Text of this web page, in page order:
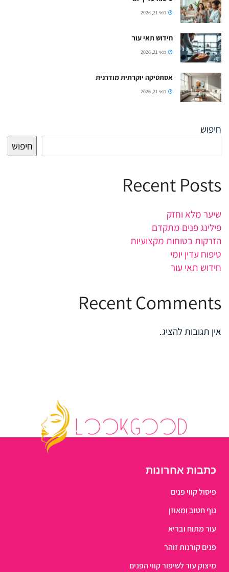
מאי 21, 2026
חידוש תאי עור
מאי 21, 2026
אסתטיקה יוקרתית מודרנית
מאי 21, 2026
חיפוש
חיפוש
Recent Posts
שיער מלא וחזק
פילינג פנים מתקדם
הזרקות בטוחות מקצועיות
טיפוח עדין יומי
חידוש תאי עור
Recent Comments
אין תגובות להציג.
כתבות אחרונות
פיסול קווי פנים
גוף חטוב ומאוזן
עור מתוח ובריא
פנים קורנות זוהר
מיצוק עור לשיפור קווי הפנים